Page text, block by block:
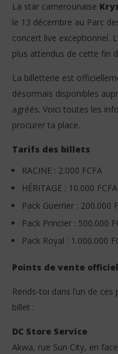
Concert live de Krys
23
2025
La star camerounaise
le 13 décembre au Parc
concert live exceptionnel.
plus attendus de cette fin
La billetterie est
désormais disponibles
agréés. Voici toutes les
procurer ta place.
Tarifs des billets
RACINE : 2.000 FCFA
HÉRITAGE : 10.000 FCFA
Pack Guerrier : 200.000
Pack Princier : 500.000
Pack Royal : 1.000.000
Points de vente
Rends-toi dans l’un de
billet :
DC Store Service
Akwa, rue Sun City, en